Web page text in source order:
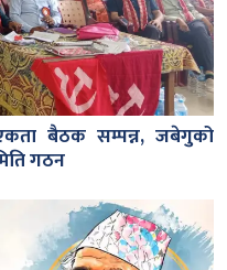
बैठक सम्पन्न, जबेगुको
गठन